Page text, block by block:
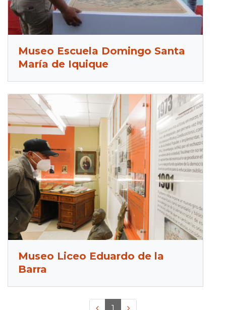
Museo Escuela Domingo Santa
María de Iquique
Museo Liceo Eduardo de la
Barra
<< >>